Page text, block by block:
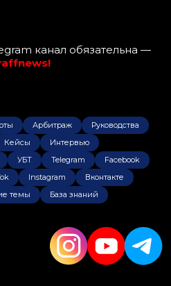
канал обязательна —
Арбитраж
Руководства
Кейсы
Интервью
УБТ Telegram
Facebook
Instagram
Вконтакте
темы База знаний